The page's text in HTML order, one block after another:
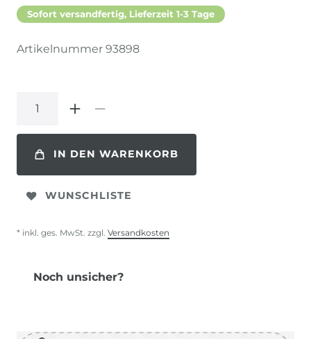
Sofort versandfertig, Lieferzeit 1-3 Tage
Artikelnummer 93898
IN DEN WARENKORB
WUNSCHLISTE
* inkl. ges. MwSt. zzgl. Versandkosten
Noch unsicher?